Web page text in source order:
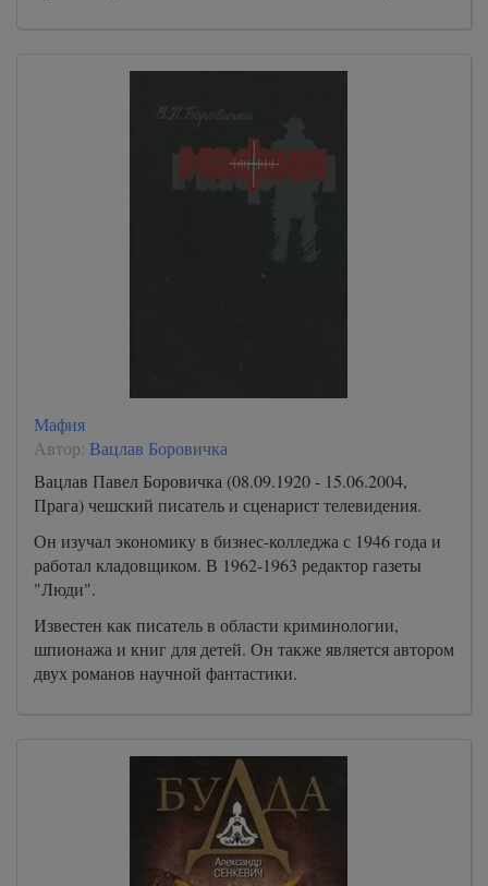
Мафия
Автор: Вацлав Боровичка
Вацлав Павел Боровичка (08.09.1920 - 15.06.2004,
Прага) чешский писатель и сценарист телевидения.
Он изучал экономику в бизнес-колледжа с 1946 года и
работал кладовщиком. В 1962-1963 редактор газеты
"Люди".
Известен как писатель в области криминологии,
шпионажа и книг для детей. Он также является автором
двух романов научной фантастики.